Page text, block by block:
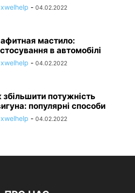
- 04.02.2022
мастило:
в автомобілі
- 04.02.2022
збільшити потужність
популярні способи
- 04.02.2022